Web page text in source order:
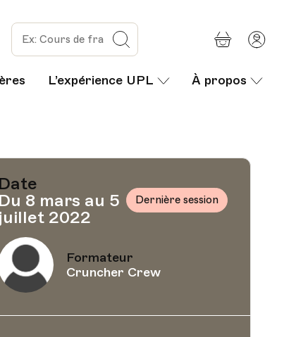
Date
Du 8 mars au 5
juillet 2022
Dernière session
Formateur
Cruncher Crew
Panier
L’expérience UPL À propos